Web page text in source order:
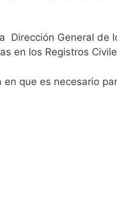
Dirección General de
en los Registros
que es necesario